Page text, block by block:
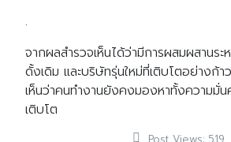
.
จากผลสำรวจเห็นได้ว่ามีการผสมผสานร
ดั้งเดิม และบริษัทรุ่นใหม่ที่เติบโตอย่างก้า
เห็นว่าคนทำงานยังคงมองหาทั้งความมั่น
เติบโต